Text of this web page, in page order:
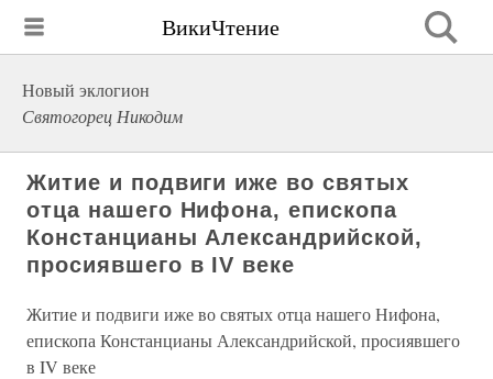
ВикиЧтение
Новый эклогион
Святогорец Никодим
Житие и подвиги иже во святых
отца нашего Нифона, епископа
Констанцианы Александрийской,
просиявшего в IV веке
Житие и подвиги иже во святых отца нашего Нифона,
епископа Констанцианы Александрийской, просиявшего
в IV веке